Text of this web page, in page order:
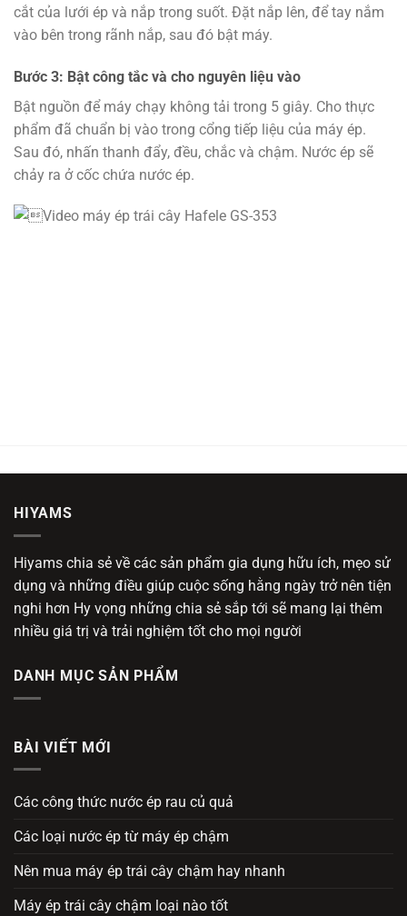
cắt của lưới ép và nắp trong suốt. Đặt nắp lên, để tay nắm
vào bên trong rãnh nắp, sau đó bật máy.
Bước 3: Bật công tắc và cho nguyên liệu vào
Bật nguồn để máy chạy không tải trong 5 giây. Cho thực
phẩm đã chuẩn bị vào trong cổng tiếp liệu của máy ép.
Sau đó, nhấn thanh đẩy, đều, chắc và chậm. Nước ép sẽ
chảy ra ở cốc chứa nước ép.
HIYAMS
Hiyams chia sẻ về các sản phẩm gia dụng hữu ích, mẹo sử
dụng và những điều giúp cuộc sống hằng ngày trở nên tiện
nghi hơn Hy vọng những chia sẻ sắp tới sẽ mang lại thêm
nhiều giá trị và trải nghiệm tốt cho mọi người
DANH MỤC SẢN PHẨM
BÀI VIẾT MỚI
Các công thức nước ép rau củ quả
Các loại nước ép từ máy ép chậm
Nên mua máy ép trái cây chậm hay nhanh
Máy ép trái cây chậm loại nào tốt